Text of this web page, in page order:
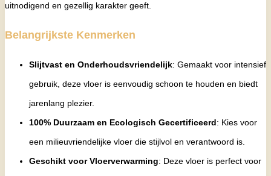
uitnodigend en gezellig karakter geeft.
Belangrijkste Kenmerken
Slijtvast en Onderhoudsvriendelijk: Gemaakt voor intensief
gebruik, deze vloer is eenvoudig schoon te houden en biedt
jarenlang plezier.
100% Duurzaam en Ecologisch Gecertificeerd: Kies voor
een milieuvriendelijke vloer die stijlvol en verantwoord is.
Geschikt voor Vloerverwarming: Deze vloer is perfect voor